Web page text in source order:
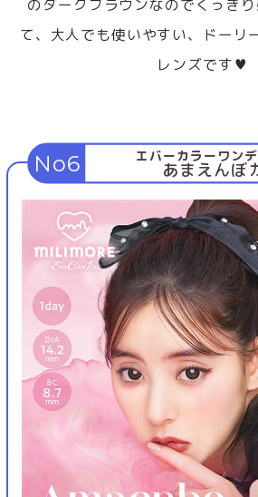
のダークブラウンなのでくっき
て、大人でも使いやすい、ドーリ
レンズです♥
No6 エバーカラーワン
あまえんぼ